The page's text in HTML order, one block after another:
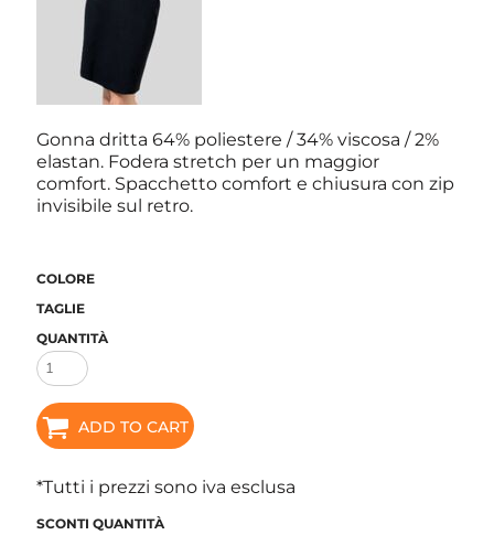
Gonna dritta 64% poliestere / 34% viscosa / 2%
elastan. Fodera stretch per un maggior
comfort. Spacchetto comfort e chiusura con zip
invisibile sul retro.
COLORE
TAGLIE
QUANTITÀ
ADD TO CART
*Tutti i prezzi sono iva esclusa
SCONTI QUANTITÀ